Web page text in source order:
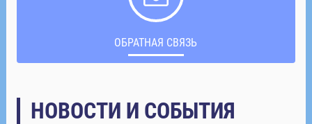
ОБРАТНАЯ СВЯЗЬ
НОВОСТИ И СОБЫТИЯ